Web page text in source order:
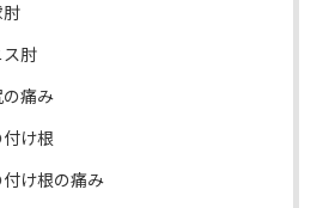
肘
の痛み
け根
付け根の痛み